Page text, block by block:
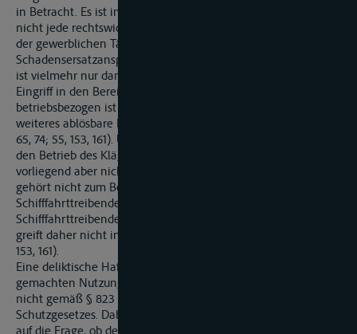
in Betracht. Es ist in der Rechtsprechung anerkannt, dass
nicht jede rechtswidrige und schuldhafte Beeinträchtigung
der gewerblichen Tätigkeit eines Dritten
Schadensersatzansprüche nach § 823 Abs. 1 BGB auslöst. Das
ist vielmehr nur dann der Fall, wenn sie einen unmittelbaren
Eingriff in den Bereich des Gewerbebetriebes darstellt, also
betriebsbezogen ist und nicht vom Gewerbebetrieb ohne
weiteres ablösbare Rechte oder Rechtsgüter betrifft (BGHZ 29,
65, 74; 55, 153, 161). Um einen derartigen, irgendwie gegen
den Betrieb des Klägers gerichteten Eingriff handelt es sich
vorliegend aber nicht. Die Schiffbarkeit einer Wasserstraße
gehört nicht zum Bereich des Gewerbebetriebes eines
Schifffahrttreibenden. Die zeitweilige, auch andere
Schifffahrttreibende treffende Sperrung einer Wasserstraße
greift daher nicht in dessen Gewerbebetrieb ein (BGHZ 55,
153, 161).
Eine deliktische Haftung der Beklagten für den geltend
gemachten Nutzungsausfallschaden des Klägers folgt auch
nicht gemäß § 823 Abs. 2 BGB aus der Verletzung eines
Schutzgesetzes. Dabei bedarf es keines näheren Eingehens
auf die Frage, ob der Kläger eine schuldhafte Verletzung der